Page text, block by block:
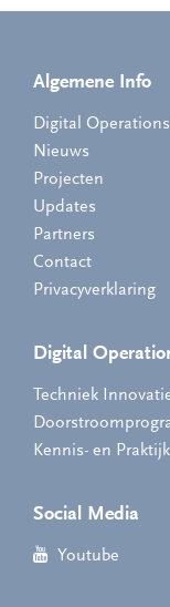
Algemene Info
Digital
Nieuws
Projecten
Updates
Partners
Contact
Privacyverklaring
Digital
Techniek
Kennis- en
Social Media
Youtube